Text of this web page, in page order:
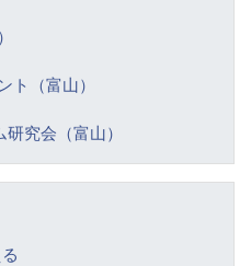
（富山）
究会（富山）